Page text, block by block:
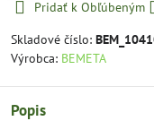
Pridať k Obľúbeným
Skladové číslo:
Výrobca: BEMETA
Popis